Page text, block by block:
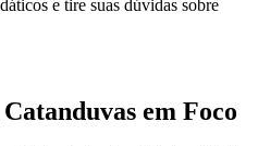
e tire suas dúvidas sobre
em Foco